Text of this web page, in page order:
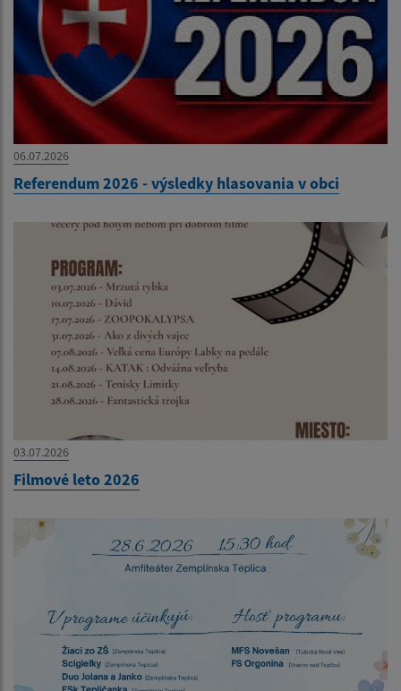
06.07.2026
Referendum 2026 - výsledky hlasovania v obci
03.07.2026
Filmové leto 2026